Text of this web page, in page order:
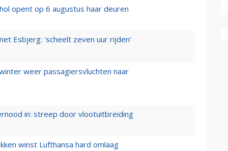
opent op 6 augustus haar deuren
Esbjerg: 'scheelt zeven uur rijden'
weer passagiersvluchten naar
in: streep door vlootuitbreiding
winst Lufthansa hard omlaag